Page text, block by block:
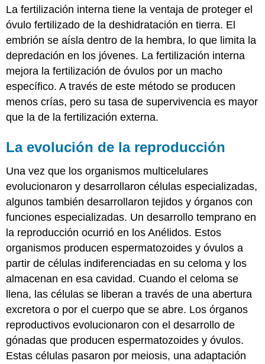
La fertilización interna tiene la ventaja de proteger el
óvulo fertilizado de la deshidratación en tierra. El
embrión se aísla dentro de la hembra, lo que limita la
depredación en los jóvenes. La fertilización interna
mejora la fertilización de óvulos por un macho
específico. A través de este método se producen
menos crías, pero su tasa de supervivencia es mayor
que la de la fertilización externa.
La evolución de la reproducción
Una vez que los organismos multicelulares
evolucionaron y desarrollaron células especializadas,
algunos también desarrollaron tejidos y órganos con
funciones especializadas. Un desarrollo temprano en
la reproducción ocurrió en los Anélidos. Estos
organismos producen espermatozoides y óvulos a
partir de células indiferenciadas en su celoma y los
almacenan en esa cavidad. Cuando el celoma se
llena, las células se liberan a través de una abertura
excretora o por el cuerpo que se abre. Los órganos
reproductivos evolucionaron con el desarrollo de
gónadas que producen espermatozoides y óvulos.
Estas células pasaron por meiosis, una adaptación